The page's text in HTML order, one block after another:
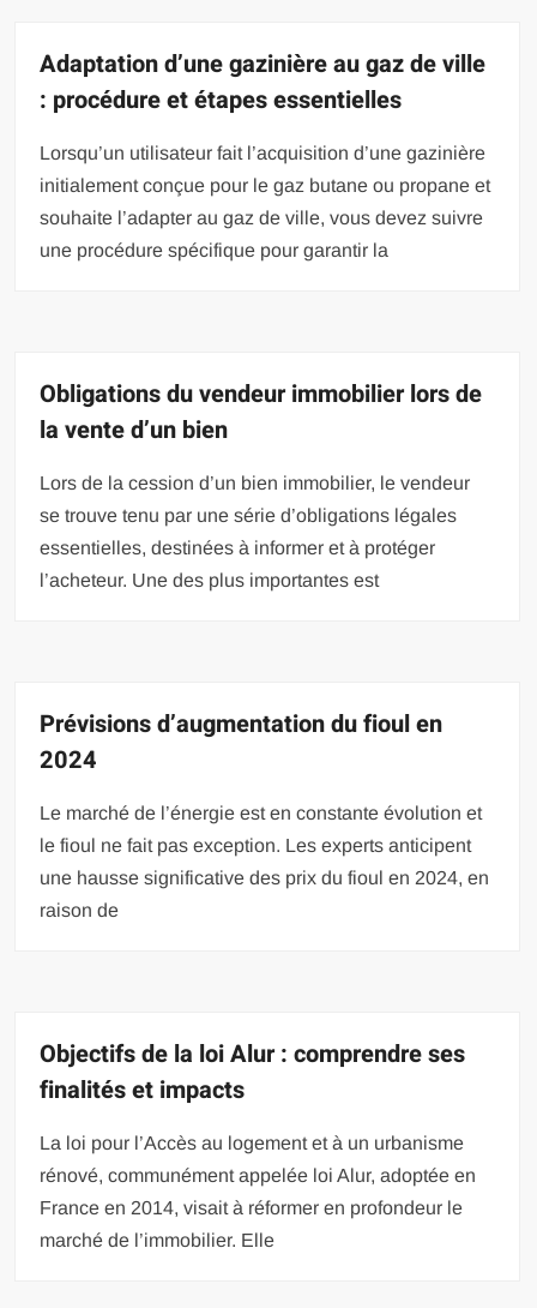
Adaptation d’une gazinière au gaz de ville
: procédure et étapes essentielles
Lorsqu’un utilisateur fait l’acquisition d’une gazinière
initialement conçue pour le gaz butane ou propane et
souhaite l’adapter au gaz de ville, vous devez suivre
une procédure spécifique pour garantir la
Obligations du vendeur immobilier lors de
la vente d’un bien
Lors de la cession d’un bien immobilier, le vendeur
se trouve tenu par une série d’obligations légales
essentielles, destinées à informer et à protéger
l’acheteur. Une des plus importantes est
Prévisions d’augmentation du fioul en
2024
Le marché de l’énergie est en constante évolution et
le fioul ne fait pas exception. Les experts anticipent
une hausse significative des prix du fioul en 2024, en
raison de
Objectifs de la loi Alur : comprendre ses
finalités et impacts
La loi pour l’Accès au logement et à un urbanisme
rénové, communément appelée loi Alur, adoptée en
France en 2014, visait à réformer en profondeur le
marché de l’immobilier. Elle